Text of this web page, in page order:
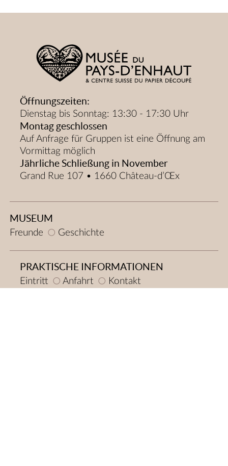
Öffnungszeiten:
Dienstag bis Sonntag: 13:30 - 17:30 Uhr
Montag geschlossen
Auf Anfrage für Gruppen ist eine Öffnung am
Vormittag möglich
Jährliche Schließung in November
Grand Rue 107 • 1660 Château-d’Œx
MUSEUM
Freunde Geschichte
PRAKTISCHE INFORMATIONEN
Eintritt Anfahrt Kontakt